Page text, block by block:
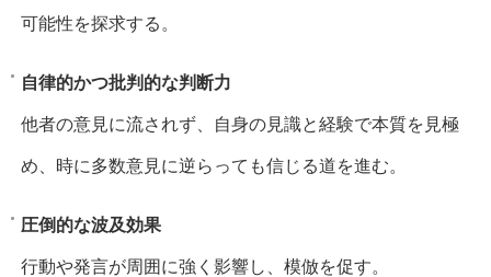
可能性を探求する。
自律的かつ批判的な判断力
他者の意見に流されず、自身の見識と経験で本質を見極
め、時に多数意見に逆らっても信じる道を進む。
圧倒的な波及効果
行動や発言が周囲に強く影響し、模倣を促す。